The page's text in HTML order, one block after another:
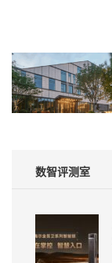
数智评测室